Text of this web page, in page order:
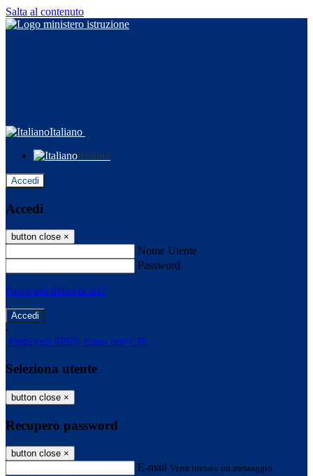
Salta al contenuto
Italiano
Italiano
Accedi
Accedi
button close ×
Nome Utente
Password
Password dimenticata?
-
Entra con SPID Entra con CIE
Seleziona utente
button close ×
Recupero password
button close ×
E-mail Verrà inviato un messaggio